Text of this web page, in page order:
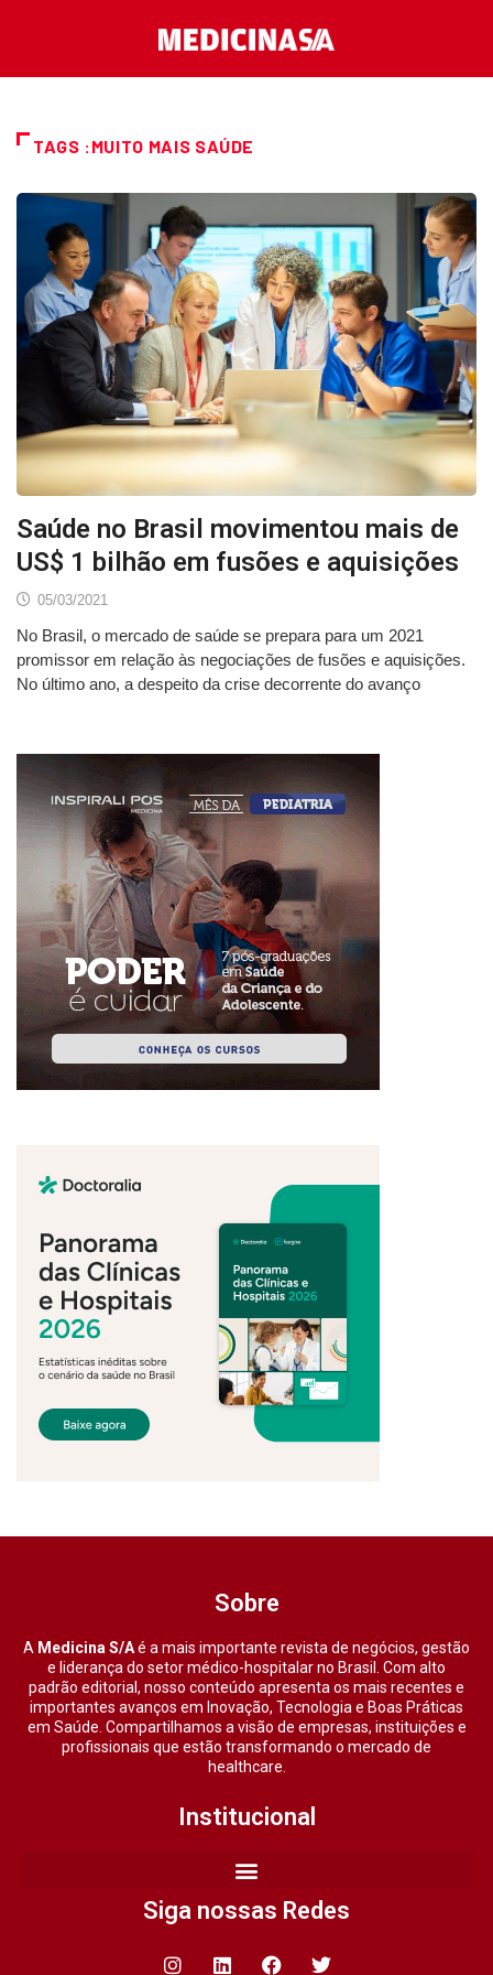
TAGS :MUITO MAIS SAÚDE
Saúde no Brasil movimentou mais de
US$ 1 bilhão em fusões e aquisições
05/03/2021
No Brasil, o mercado de saúde se prepara para um 2021
promissor em relação às negociações de fusões e aquisições.
No último ano, a despeito da crise decorrente do avanço
Sobre
A Medicina S/Aé a mais importante revista de negócios, gestão
e liderança do setor médico-hospitalar no Brasil. Com alto
padrão editorial, nosso conteúdo apresenta os mais recentes e
importantes avanços em Inovação, Tecnologia e Boas Práticas
em Saúde. Compartilhamos a visão de empresas, instituições e
profissionais que estão transformando o mercado de
healthcare.
Institucional
Siga nossas Redes